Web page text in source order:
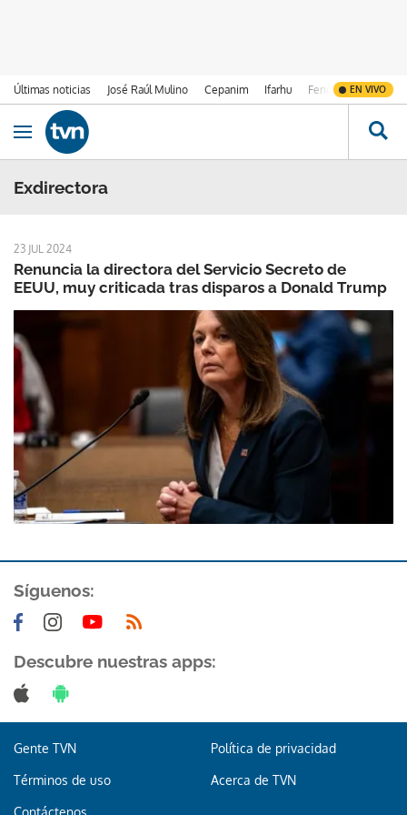
Últimas noticias José Raúl Mulino Cepanim Ifarhu Fenómeno de El
EN VIVO
Ir al contenido
Obrir navegació
Exdirectora
23 JUL 2024
Renuncia la directora del Servicio Secreto de
EEUU, muy criticada tras disparos a Donald Trump
Síguenos:
Descubre nuestras apps:
Gente TVN Política de privacidad
Términos de uso Acerca de TVN